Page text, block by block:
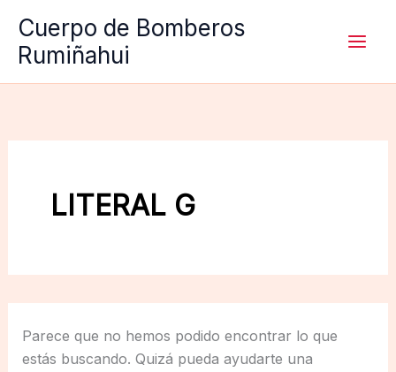
contenido
Cuerpo de Bomberos
Rumiñahui
LITERAL G
Parece que no hemos podido encontrar lo que
estás buscando. Quizá pueda ayudarte una